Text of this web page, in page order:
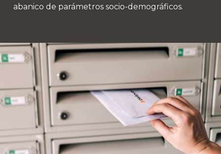
abanico de parámetros socio-demográficos.